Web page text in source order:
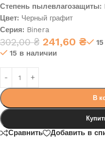
Степень пылевлагозащиты:
Цвет: Черный графит
Серия: Binera
302,00₴ 241,60 ₴
15 в наличии
В
Сравнить Добавить в